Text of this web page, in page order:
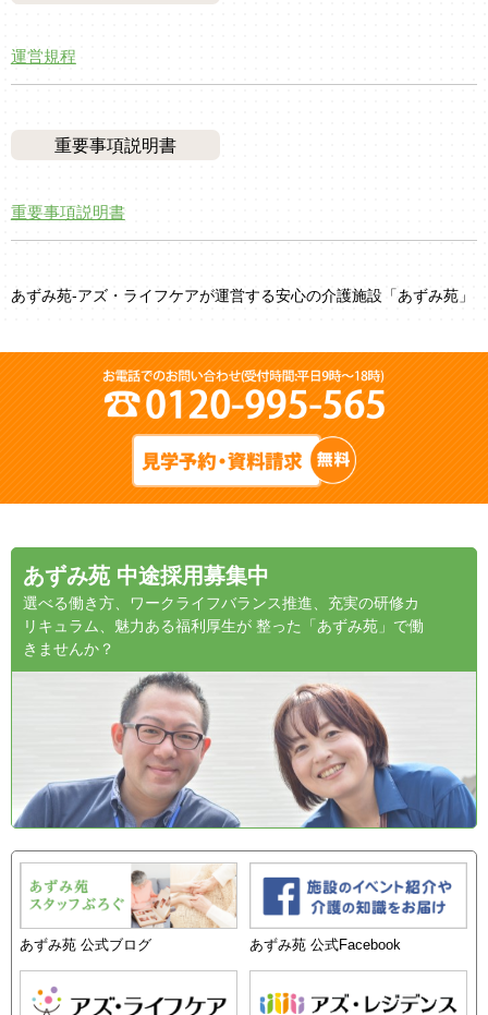
運営規程
重要事項説明書
重要事項説明書
あずみ苑-アズ・ライフケアが運営する安心の介護施設「あずみ苑」
あずみ苑 中途採用募集中
選べる働き方、ワークライフバランス推進、充実の研修カ
リキュラム、魅力ある福利厚生が 整った「あずみ苑」で働
きませんか？
あずみ苑 公式ブログ あずみ苑 公式Facebook